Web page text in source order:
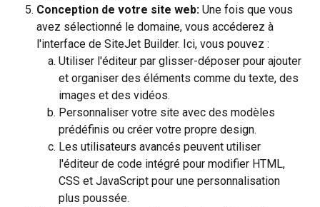
Conception de votre site web: Une fois que vous
avez sélectionné le domaine, vous accéderez à
l'interface de SiteJet Builder. Ici, vous pouvez :
Utiliser l'éditeur par glisser-déposer pour ajouter
et organiser des éléments comme du texte, des
images et des vidéos.
Personnaliser votre site avec des modèles
prédéfinis ou créer votre propre design.
Les utilisateurs avancés peuvent utiliser
l'éditeur de code intégré pour modifier HTML,
CSS et JavaScript pour une personnalisation
plus poussée.